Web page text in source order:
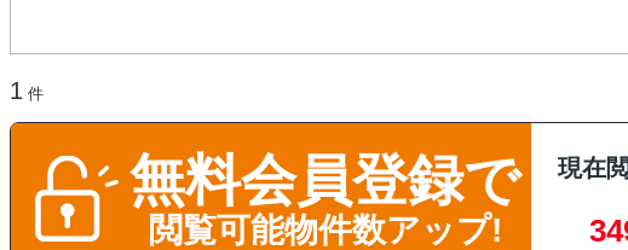
1 件
無料会員登録で
閲覧可能物件数アップ!
現在